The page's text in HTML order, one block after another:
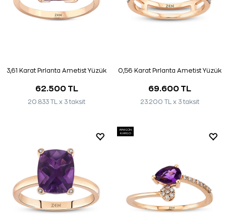
3,61 Karat Pırlanta Ametist Yüzük
62.500 TL
20.833 TL x 3 taksit
0,56 Karat Pırlanta Ametist Yüzük
69.600 TL
23.200 TL x 3 taksit
AYNI GÜN
KARGO